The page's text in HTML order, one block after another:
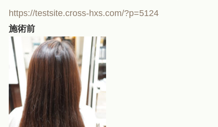
https://testsite.cross-hxs.com/?p=5124
施術前